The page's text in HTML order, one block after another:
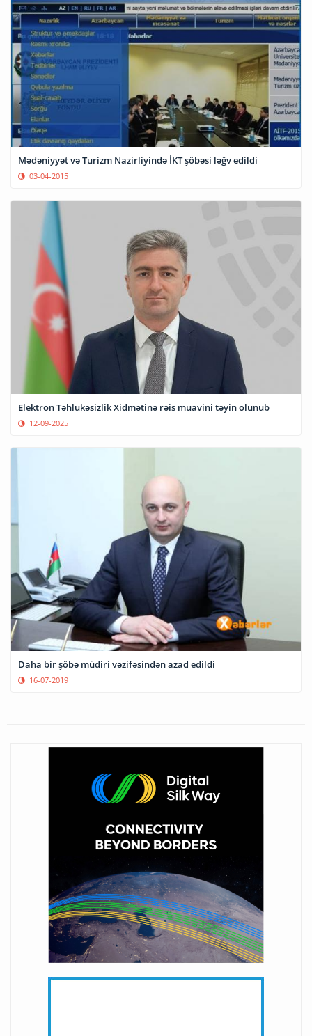
Mədəniyyət və Turizm Nazirliyində İKT şöbəsi ləğv edildi
03-04-2015
Elektron Təhlükəsizlik Xidmətinə rəis müavini təyin olunub
12-09-2025
Daha bir şöbə müdiri vəzifəsindən azad edildi
16-07-2019